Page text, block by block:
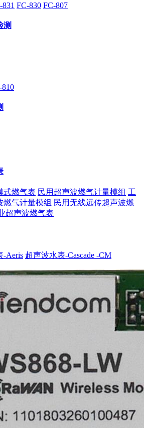
831 FC-830 FC-807
测
810
式燃气表 民用超声波燃气计量模组 工
燃气计量模组 民用无线远传超声波燃
超声波燃气表
-Aeris 超声波水表-Cascade -CM